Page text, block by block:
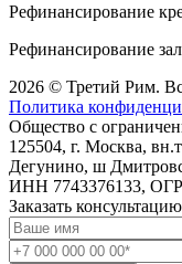
Рефинансирование
Рефинансирование
2026 © Третий Рим.
Политика
Общество с
125504, г. Москва,
Дегунино, ш
ИНН 7743376133,
Заказать консультацию